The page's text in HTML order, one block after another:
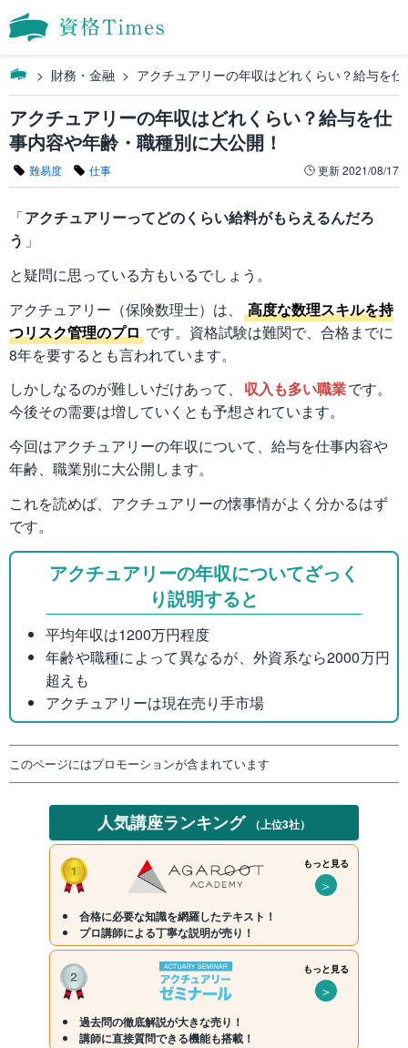
財務・金融 アクチュアリーの年収はどれくらい？給与を
アクチュアリーの年収はどれくらい？給与を仕
事内容や年齢・職種別に大公開！
難易度 仕事 更新2021/08/17
「アクチュアリーってどのくらい給料がもらえるんだろ
う 」
と疑問に思っている方もいるでしょう。
アクチュアリー（保険数理士）は、
高度な数理スキルを持
つリスク管理のプロ です。資格試験は難関で、合格までに
8年を要するとも言われています。
しかしなるのが難しいだけあって、
収入も多い職業です。
今後その需要は増していくとも予想されています。
今回はアクチュアリーの年収について、給与を仕事内容や
年齢、職業別に大公開します。
これを読めば、アクチュアリーの懐事情がよく分かるはず
です。
アクチュアリーの年収についてざっく
り説明すると
平均年収は1200万円程度
年齢や職種によって異なるが、外資系なら2000万円
超えも
アクチュアリーは現在売り手市場
このページにはプロモーションが含まれています
人気講座ランキング （上位3社）
もっと見る
＞
合格に必要な知識を網羅したテキスト！
プロ講師による丁寧な説明が売り！
もっと見る
＞
過去問の徹底解説が大きな売り！
講師に直接質問できる機能も搭載！